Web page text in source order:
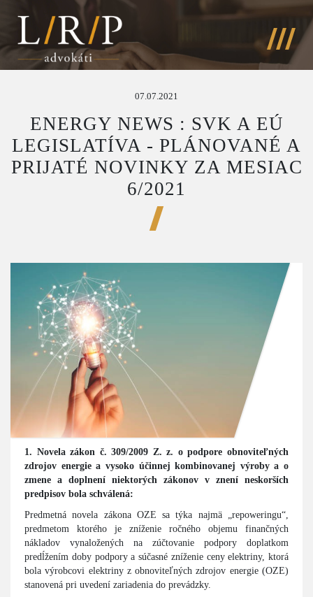
07.07.2021
ENERGY NEWS : SVK A EÚ
LEGISLATÍVA - PLÁNOVANÉ A
PRIJATÉ NOVINKY ZA MESIAC
6/2021
1. Novela zákon č. 309/2009 Z. z. o podpore obnoviteľných
zdrojov energie a vysoko účinnej kombinovanej výroby a o
zmene a doplnení niektorých zákonov v znení neskorších
predpisov bola schválená:
Predmetná novela zákona OZE sa týka najmä „repoweringu“,
predmetom ktorého je zníženie ročného objemu finančných
nákladov vynaložených na zúčtovanie podpory doplatkom
predĺžením doby podpory a súčasné zníženie ceny elektriny, ktorá
bola výrobcovi elektriny z obnoviteľných zdrojov energie (OZE)
stanovená pri uvedení zariadenia do prevádzky.